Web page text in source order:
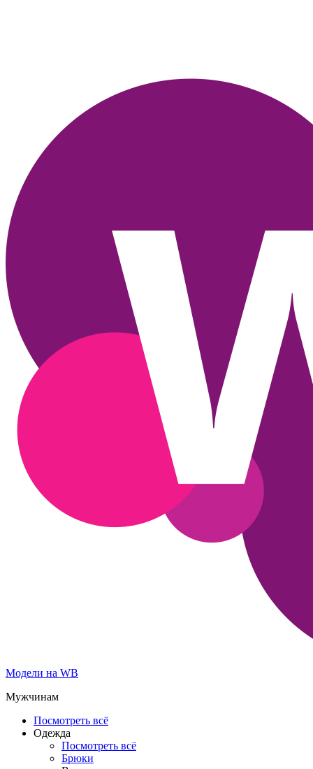
Модели на WB
Мужчинам
Посмотреть всё
Одежда
Посмотреть всё
Брюки